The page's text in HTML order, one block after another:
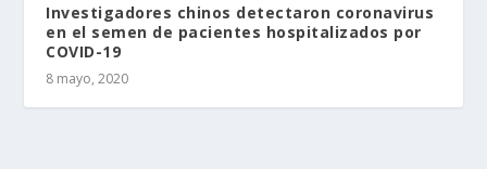
Investigadores chinos detectaron coronavirus
en el semen de pacientes hospitalizados por
COVID-19
8 mayo, 2020